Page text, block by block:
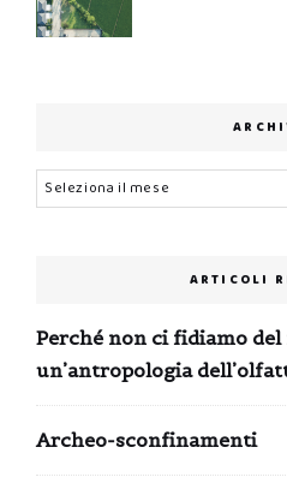
Archivi
ARTICOLI
Perché non ci fidiamo del
un’antropologia
Archeo-sconfinamenti